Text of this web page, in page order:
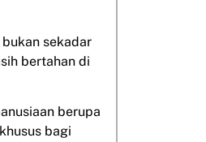
sekadar
bertahan di
berupa
bagi